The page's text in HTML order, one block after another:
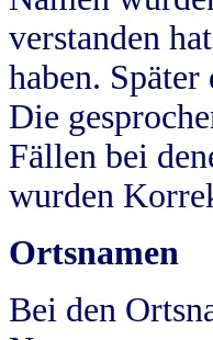
verstanden
haben.
Die
Fällen bei
wurden
Ortsnamen
Bei den